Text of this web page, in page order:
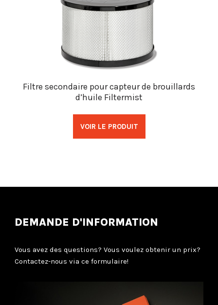
Filtre secondaire pour capteur de brouillards
d’huile Filtermist
VOIR LE PRODUIT
DEMANDE D'INFORMATION
Vous avez des questions? Vous voulez obtenir un prix?
Contactez-nous via ce formulaire!